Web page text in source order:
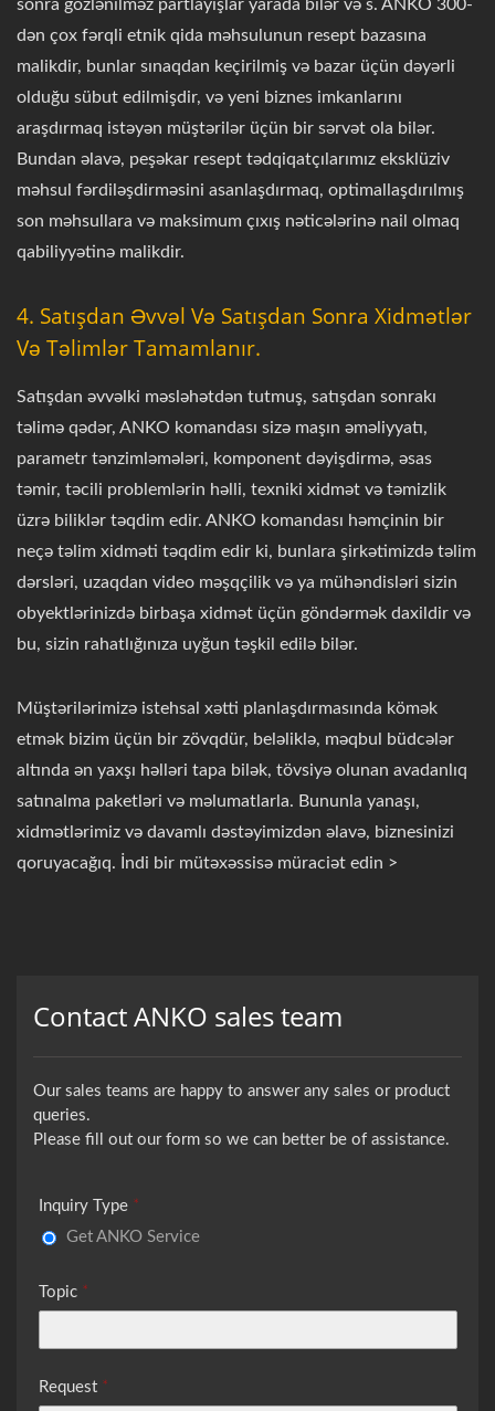
sonra gözlənilməz partlayışlar yarada bilər və s. ANKO 300-
dən çox fərqli etnik qida məhsulunun resept bazasına
malikdir, bunlar sınaqdan keçirilmiş və bazar üçün dəyərli
olduğu sübut edilmişdir, və yeni biznes imkanlarını
araşdırmaq istəyən müştərilər üçün bir sərvət ola bilər.
Bundan əlavə, peşəkar resept tədqiqatçılarımız eksklüziv
məhsul fərdiləşdirməsini asanlaşdırmaq, optimallaşdırılmış
son məhsullara və maksimum çıxış nəticələrinə nail olmaq
qabiliyyətinə malikdir.
4. Satışdan Əvvəl Və Satışdan Sonra Xidmətlər
Və Təlimlər Tamamlanır.
Satışdan əvvəlki məsləhətdən tutmuş, satışdan sonrakı
təlimə qədər, ANKO komandası sizə maşın əməliyyatı,
parametr tənzimləmələri, komponent dəyişdirmə, əsas
təmir, təcili problemlərin həlli, texniki xidmət və təmizlik
üzrə biliklər təqdim edir. ANKO komandası həmçinin bir
neçə təlim xidməti təqdim edir ki, bunlara şirkətimizdə təlim
dərsləri, uzaqdan video məşqçilik və ya mühəndisləri sizin
obyektlərinizdə birbaşa xidmət üçün göndərmək daxildir və
bu, sizin rahatlığınıza uyğun təşkil edilə bilər.
Müştərilərimizə istehsal xətti planlaşdırmasında kömək
etmək bizim üçün bir zövqdür, beləliklə, məqbul büdcələr
altında ən yaxşı həlləri tapa bilək, tövsiyə olunan avadanlıq
satınalma paketləri və məlumatlarla. Bununla yanaşı,
xidmətlərimiz və davamlı dəstəyimizdən əlavə, biznesinizi
qoruyacağıq. İndi bir mütəxəssisə müraciət edin >